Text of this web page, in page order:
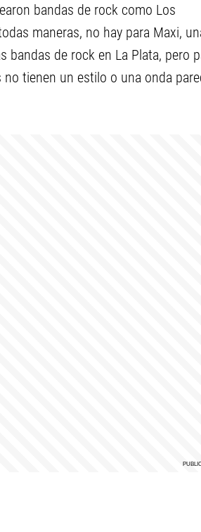
bandas de rock como Los
maneras, no hay para Maxi,
bandas de rock en La Plata, pero
tienen un estilo o una onda